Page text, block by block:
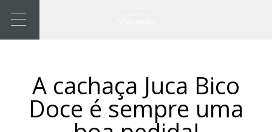
A cachaça Juca Bico
Doce é sempre uma